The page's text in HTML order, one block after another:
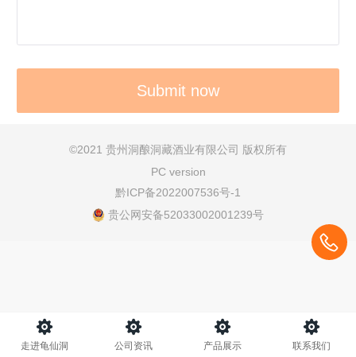
©2021 贵州洞酿洞藏酒业有限公司 版权所有
PC version
黔ICP备2022007536号-1
贵公网安备52033002001239号
走进龟仙洞 公司资讯 产品展示 联系我们